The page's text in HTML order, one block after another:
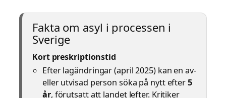
Fakta om asyl i processen i
Sverige
Kort preskriptionstid
Efter lagändringar (april 2025) kan en av-
eller utvisad person söka på nytt efter5
år, förutsatt att landet lefter. Kritiker